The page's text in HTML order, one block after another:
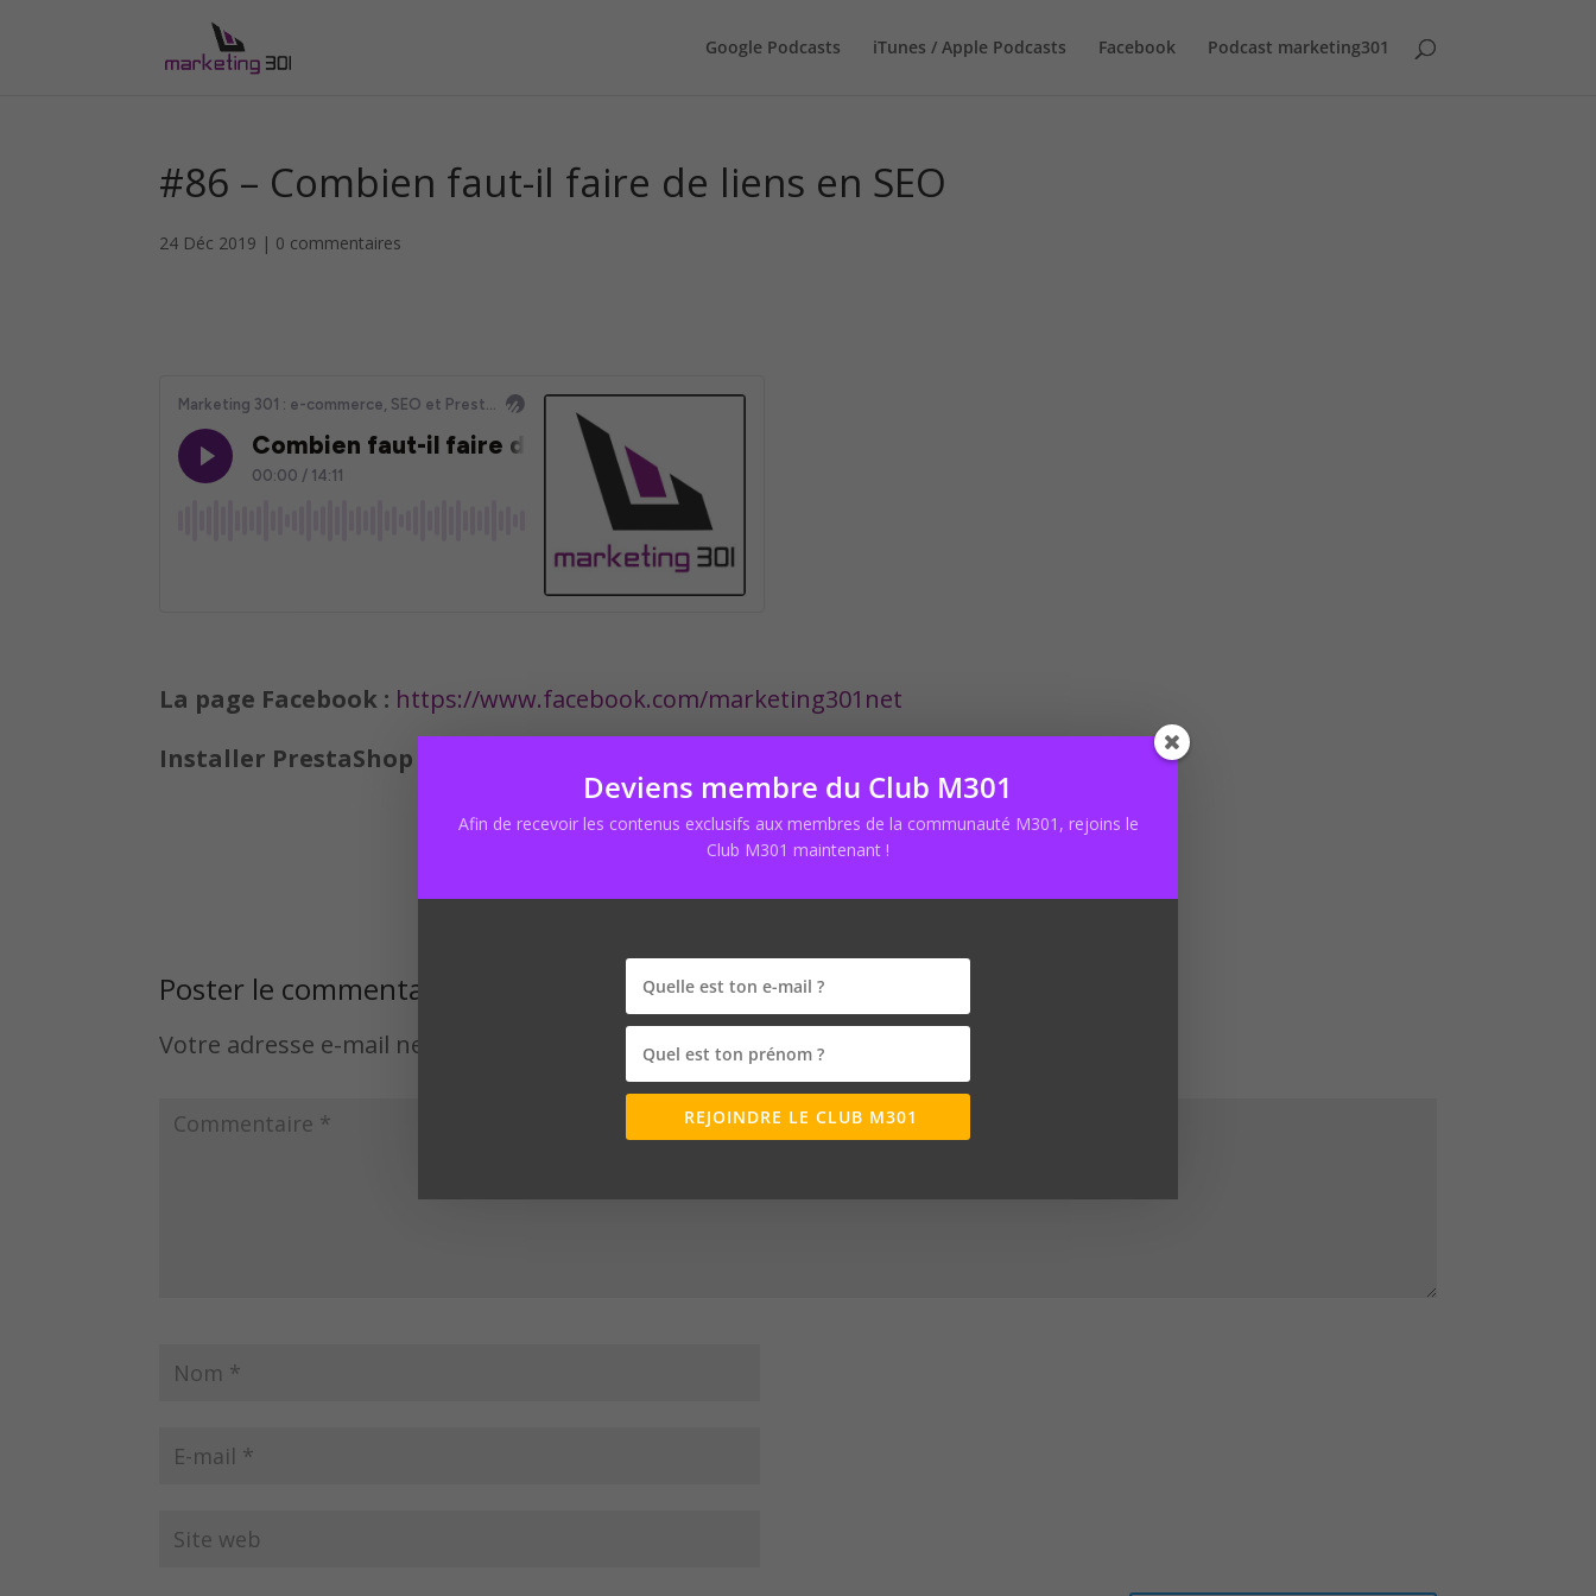
Google Podcasts iTunes / Apple Podcasts Facebook Podcast marketing301
#86 – Combien faut-il faire de liens en SEO
24 Déc 2019 | 0 commentaires
La page Facebook : https://www.facebook.com/marketing301net
Installer PrestaShop comme un pro :
Poster le commentaire
Votre adresse e-mail ne sera pas publiée. Les champs obligatoires sont indiqués avec
Deviens membre du Club M301
Afin de recevoir les contenus exclusifs aux membres de la communauté M301, rejoins le
Club M301 maintenant !
REJOINDRE LE CLUB M301